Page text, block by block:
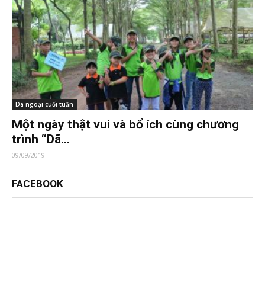
Dã ngoại cuối tuần
Một ngày thật vui và bổ ích cùng chương
trình “Dã...
09/09/2019
FACEBOOK